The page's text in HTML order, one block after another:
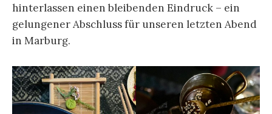
hinterlassen einen bleibenden Eindruck – ein
gelungener Abschluss für unseren letzten Abend
in Marburg.